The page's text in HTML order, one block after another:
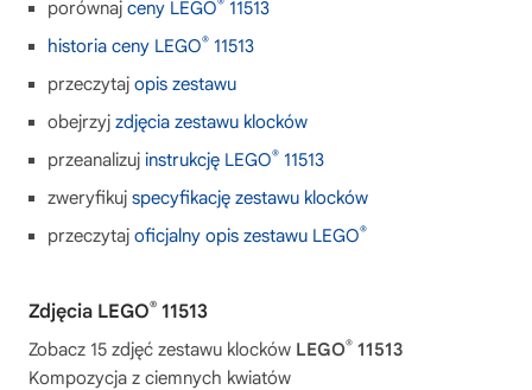
porównaj ceny LEGO
11513
historia ceny LEGO® 11513
przeczytaj opis zestawu
obejrzyj zdjęcia zestawu klocków
przeanalizuj instrukcję LEGO® 11513
zweryfikuj specyfikację zestawu klocków
przeczytaj oficjalny opis zestawu LEGO®
Zdjęcia LEGO® 11513
Zobacz 15 zdjęć zestawu klocków LEGO® 11513
Kompozycja z ciemnych kwiatów